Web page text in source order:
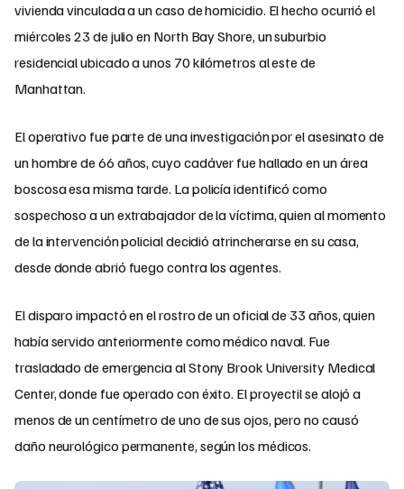
vivienda vinculada a un caso de homicidio. El hecho ocurrió el
miércoles 23 de julio en North Bay Shore, un suburbio
residencial ubicado a unos 70 kilómetros al este de
Manhattan.
El operativo fue parte de una investigación por el asesinato de
un hombre de 66 años, cuyo cadáver fue hallado en un área
boscosa esa misma tarde. La policía identificó como
sospechoso a un extrabajador de la víctima, quien al momento
de la intervención policial decidió atrincherarse en su casa,
desde donde abrió fuego contra los agentes.
El disparo impactó en el rostro de un oficial de 33 años, quien
había servido anteriormente como médico naval. Fue
trasladado de emergencia al Stony Brook University Medical
Center, donde fue operado con éxito. El proyectil se alojó a
menos de un centímetro de uno de sus ojos, pero no causó
daño neurológico permanente, según los médicos.